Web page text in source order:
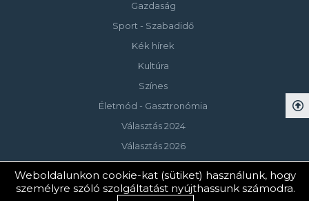
Gazdaság
Sport - Szabadidő
Kék hírek
Kultúra
Színes
Életmód - Gasztronómia
Választás 2024
Választás 2026
© Copyright 2023 Keszthelyi Televízió
Weboldalunkon cookie-kat (sütiket) használunk, hogy
személyre szóló szolgáltatást nyújthassunk számodra.